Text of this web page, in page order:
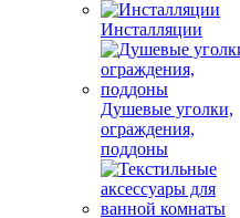
Инсталляции
Душевые уголки,
ограждения,
поддоны